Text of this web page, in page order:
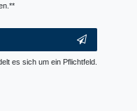
es sich um ein Pflichtfeld.